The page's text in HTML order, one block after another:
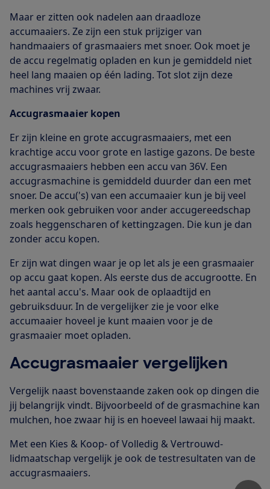
Maar er zitten ook nadelen aan draadloze
accumaaiers. Ze zijn een stuk prijziger van
handmaaiers of grasmaaiers met snoer. Ook moet je
de accu regelmatig opladen en kun je gemiddeld niet
heel lang maaien op één lading. Tot slot zijn deze
machines vrij zwaar.
Accugrasmaaier kopen
Er zijn kleine en grote accugrasmaaiers, met een
krachtige accu voor grote en lastige gazons. De beste
accugrasmaaiers hebben een accu van 36V. Een
accugrasmachine is gemiddeld duurder dan een met
snoer. De accu('s) van een accumaaier kun je bij veel
merken ook gebruiken voor ander accugereedschap
zoals heggenscharen of kettingzagen. Die kun je dan
zonder accu kopen.
Er zijn wat dingen waar je op let als je een grasmaaier
op accu gaat kopen. Als eerste dus de accugrootte. En
het aantal accu's. Maar ook de oplaadtijd en
gebruiksduur. In de vergelijker zie je voor elke
accumaaier hoveel je kunt maaien voor je de
grasmaaier moet opladen.
Accugrasmaaier vergelijken
Vergelijk naast bovenstaande zaken ook op dingen die
jij belangrijk vindt. Bijvoorbeeld of de grasmachine kan
mulchen, hoe zwaar hij is en hoeveel lawaai hij maakt.
Met een Kies & Koop- of Volledig & Vertrouwd-
lidmaatschap vergelijk je ook de testresultaten van de
accugrasmaaiers.